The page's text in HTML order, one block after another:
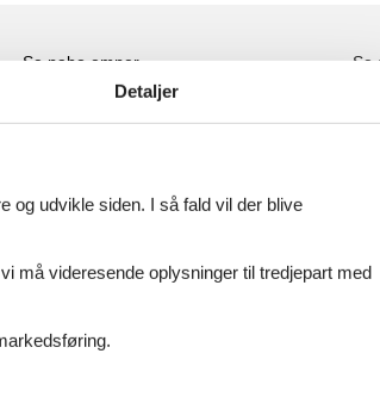
Se nabo emner Se
Detaljer
og udvikle siden. I så fald vil der blive
må videresende oplysninger til tredjepart med